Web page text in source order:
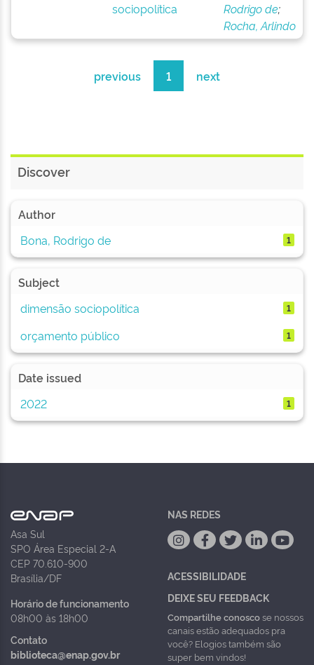
sociopolítica
Rodrigo de;
Rocha, Arlindo
previous 1 next
Discover
Author
Bona, Rodrigo de
1
Subject
dimensão sociopolítica
1
orçamento público 1
Date issued
2022
1
Asa Sul
SPO Área Especial 2-A
CEP 70.610-900
Brasília/DF
Horário de funcionamento
08h00 às 18h00
Contato
biblioteca@enap.gov.br
NAS REDES
ACESSIBILIDADE
DEIXE SEU FEEDBACK
Compartilhe conoscose nossos
canais estão adequados pra
você? Elogios também são
super bem vindos!